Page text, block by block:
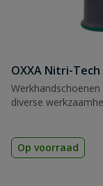
OXXA Nitri-
diverse
Op voorraad